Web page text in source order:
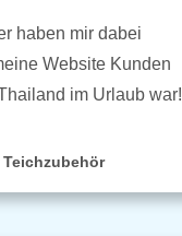
haben mir dabei
Website Kunden
im Urlaub war!